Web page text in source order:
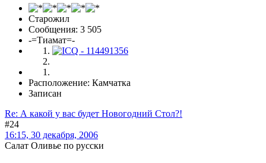
Старожил
Сообщения: 3 505
-=Тиамат=-
Расположение: Камчатка
Записан
Re: А какой у вас будет Новогодний Стол?!
#24
16:15, 30 декабря, 2006
Салат Оливье по русски